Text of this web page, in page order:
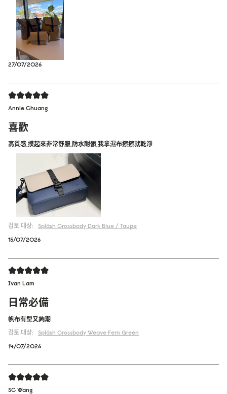
27/07/2026
Annie Chuang
喜歡
高質感,摸起來非常舒服,防水耐髒,我拿濕布擦擦就乾淨
검토 대상: Spläsh Crossbody Dark Blue / Taupe
15/07/2026
Ivan Lam
日常必備
帆布有型又夠潮
검토 대상:
Spläsh Crossbody Weave Fern Green
14/07/2026
SC Wang